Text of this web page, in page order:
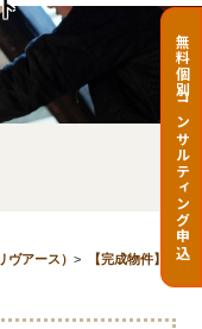
無料個別コンサルティング申込
ヴアース）>
【完成物件】